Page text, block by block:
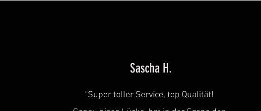
Sascha H.
“Super toller Service, top Qualität!